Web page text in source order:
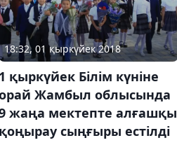
18:32, 01 қыркүйек 2018
1 қыркүйек Білім күніне
Жамбыл облысында
жаңа мектепте алғашқы
қоңырау сыңғыры естілді